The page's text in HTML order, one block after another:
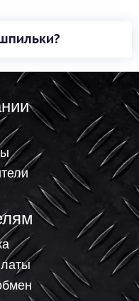
это прочные
используются в
металлических и
которые
шурупов-шпилек:
форма шурупов-
задачи. В
длины шпильки, они
нагрузку. Также
острые концы